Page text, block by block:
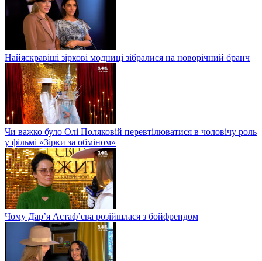
Найяскравіші зіркові модниці зібралися на новорічний бранч
Чи важко було Олі Поляковій перевтілюватися в чоловічу роль
у фільмі «Зірки за обміном»
Чому Дар’я Астаф’єва розійшлася з бойфрендом